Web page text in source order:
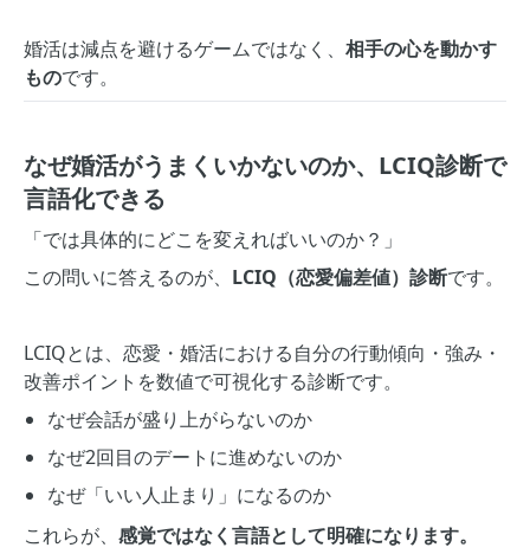
婚活は減点を避けるゲームではなく、 相手の心を動かす
ものです。
なぜ婚活がうまくいかないのか、LCIQ診断で
言語化できる
「では具体的にどこを変えればいいのか？」
この問いに答えるのが、 LCIQ（恋愛偏差値）診断です。
LCIQとは、恋愛・婚活における自分の行動傾向・強み・
改善ポイントを数値で可視化する診断です。
なぜ会話が盛り上がらないのか
なぜ2回目のデートに進めないのか
なぜ「いい人止まり」になるのか
これらが、 感覚ではなく言語として明確になります。